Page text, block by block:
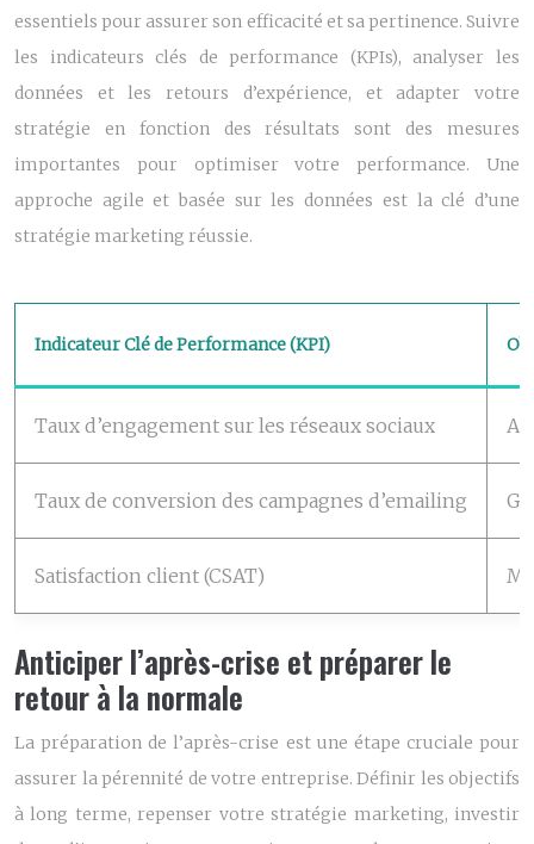
essentiels pour assurer son efficacité et sa pertinence. Suivre
les indicateurs clés de performance (KPIs), analyser les
données et les retours d’expérience, et adapter votre
stratégie en fonction des résultats sont des mesures
importantes pour optimiser votre performance. Une
approche agile et basée sur les données est la clé d’une
stratégie marketing réussie.
Indicateur Clé de Performance (KPI)
Taux d’engagement sur les réseaux sociaux
Taux de conversion des campagnes d’emailing
Satisfaction client (CSAT)
Anticiper l’après-crise et préparer le
retour à la normale
La préparation de l’après-crise est une étape cruciale pour
assurer la pérennité de votre entreprise. Définir les objectifs
à long terme, repenser votre stratégie marketing, investir